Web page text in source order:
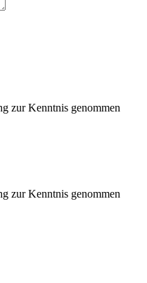
zur Kenntnis genommen
zur Kenntnis genommen